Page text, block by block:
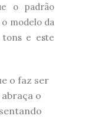
o padrão
modelo da
tons e este
o faz ser
o